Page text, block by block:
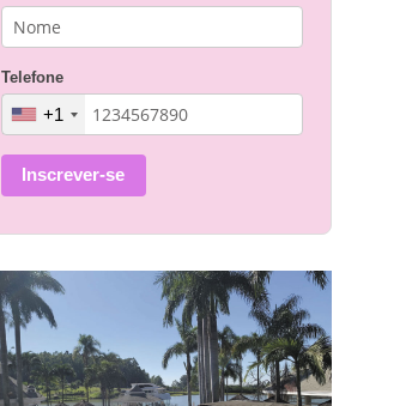
Telefone
+1
Inscrever-se